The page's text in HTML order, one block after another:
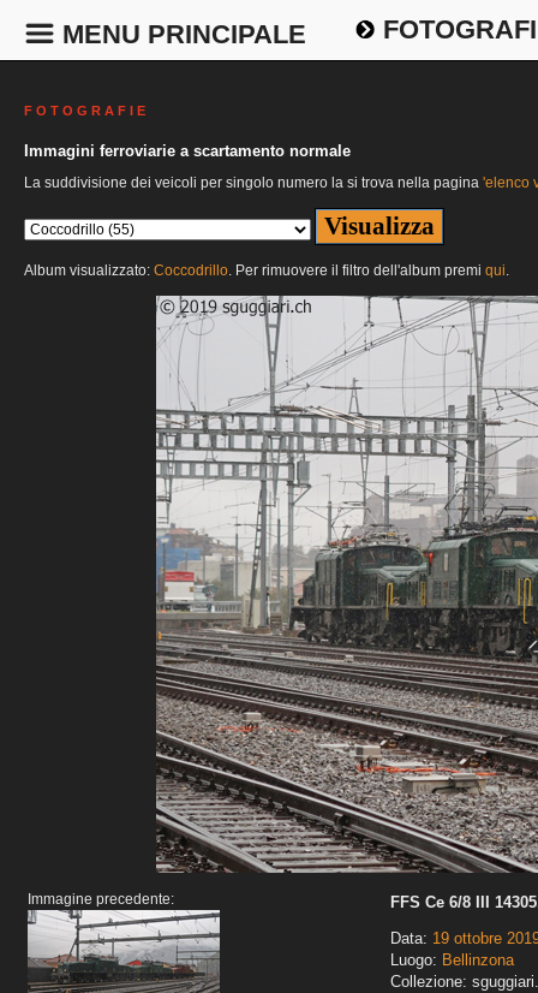
MENU PRINCIPALE
F O T O G R A F I E
Immagini ferroviarie a scartamento normale
La suddivisione dei veicoli per singolo numero la si trova nella pagina 'elenco
Album visualizzato: Coccodrillo. Per rimuovere il filtro dell'album premi qui.
Immagine precedente:
FFS Ce 6/8 III
Data: 19 ottobre
Luogo: Bellinzona
Collezione: